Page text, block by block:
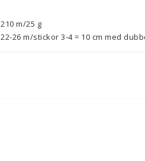
210 m/25 g
22-26 m/stickor 3-4 = 10 cm med
Mulberry Silk är ett tunt, fint